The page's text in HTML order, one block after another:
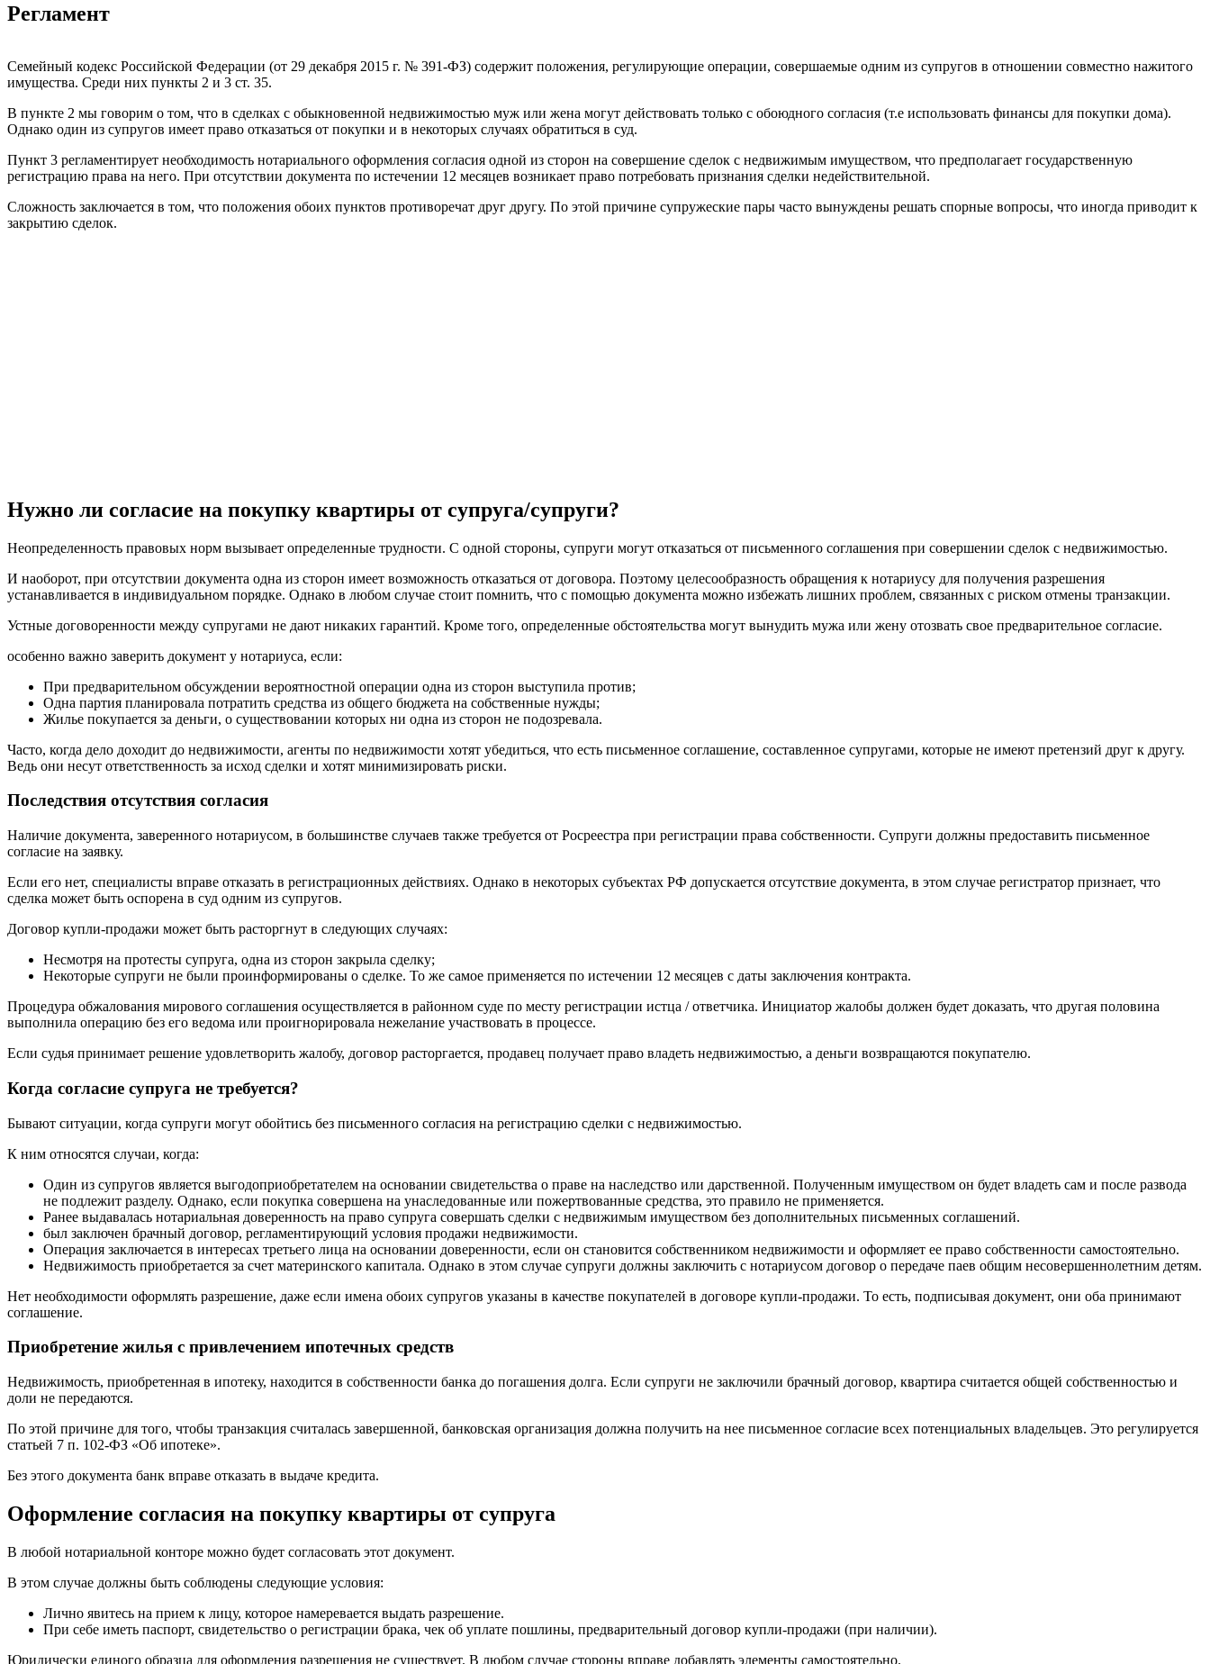
Регламент
Семейный кодекс Российской Федерации (от 29 декабря 2015 г. № 391-ФЗ) содержит положения, регулирующие операции, совершаемые одним из супругов в отношении совместно нажитого
имущества. Среди них пункты 2 и 3 ст. 35.
В пункте 2 мы говорим о том, что в сделках с обыкновенной недвижимостью муж или жена могут действовать только с обоюдного согласия (т.е использовать финансы для покупки дома).
Однако один из супругов имеет право отказаться от покупки и в некоторых случаях обратиться в суд.
Пункт 3 регламентирует необходимость нотариального оформления согласия одной из сторон на совершение сделок с недвижимым имуществом, что предполагает государственную
регистрацию права на него. При отсутствии документа по истечении 12 месяцев возникает право потребовать признания сделки недействительной.
Сложность заключается в том, что положения обоих пунктов противоречат друг другу. По этой причине супружеские пары часто вынуждены решать спорные вопросы, что иногда приводит к
закрытию сделок.
Нужно ли согласие на покупку квартиры от супруга/супруги?
Неопределенность правовых норм вызывает определенные трудности. С одной стороны, супруги могут отказаться от письменного соглашения при совершении сделок с недвижимостью.
И наоборот, при отсутствии документа одна из сторон имеет возможность отказаться от договора. Поэтому целесообразность обращения к нотариусу для получения разрешения
устанавливается в индивидуальном порядке. Однако в любом случае стоит помнить, что с помощью документа можно избежать лишних проблем, связанных с риском отмены транзакции.
Устные договоренности между супругами не дают никаких гарантий. Кроме того, определенные обстоятельства могут вынудить мужа или жену отозвать свое предварительное согласие.
особенно важно заверить документ у нотариуса, если:
При предварительном обсуждении вероятностной операции одна из сторон выступила против;
Одна партия планировала потратить средства из общего бюджета на собственные нужды;
Жилье покупается за деньги, о существовании которых ни одна из сторон не подозревала.
Часто, когда дело доходит до недвижимости, агенты по недвижимости хотят убедиться, что есть письменное соглашение, составленное супругами, которые не имеют претензий друг к другу.
Ведь они несут ответственность за исход сделки и хотят минимизировать риски.
Последствия отсутствия согласия
Наличие документа, заверенного нотариусом, в большинстве случаев также требуется от Росреестра при регистрации права собственности. Супруги должны предоставить письменное
согласие на заявку.
Если его нет, специалисты вправе отказать в регистрационных действиях. Однако в некоторых субъектах РФ допускается отсутствие документа, в этом случае регистратор признает, что
сделка может быть оспорена в суд одним из супругов.
Договор купли-продажи может быть расторгнут в следующих случаях:
Несмотря на протесты супруга, одна из сторон закрыла сделку;
Некоторые супруги не были проинформированы о сделке. То же самое применяется по истечении 12 месяцев с даты заключения контракта.
Процедура обжалования мирового соглашения осуществляется в районном суде по месту регистрации истца / ответчика. Инициатор жалобы должен будет доказать, что другая половина
выполнила операцию без его ведома или проигнорировала нежелание участвовать в процессе.
Если судья принимает решение удовлетворить жалобу, договор расторгается, продавец получает право владеть недвижимостью, а деньги возвращаются покупателю.
Когда согласие супруга не требуется?
Бывают ситуации, когда супруги могут обойтись без письменного согласия на регистрацию сделки с недвижимостью.
К ним относятся случаи, когда:
Один из супругов является выгодоприобретателем на основании свидетельства о праве на наследство или дарственной. Полученным имуществом он будет владеть сам и после развода
не подлежит разделу. Однако, если покупка совершена на унаследованные или пожертвованные средства, это правило не применяется.
Ранее выдавалась нотариальная доверенность на право супруга совершать сделки с недвижимым имуществом без дополнительных письменных соглашений.
был заключен брачный договор, регламентирующий условия продажи недвижимости.
Операция заключается в интересах третьего лица на основании доверенности, если он становится собственником недвижимости и оформляет ее право собственности самостоятельно.
Недвижимость приобретается за счет материнского капитала. Однако в этом случае супруги должны заключить с нотариусом договор о передаче паев общим несовершеннолетним детям.
Нет необходимости оформлять разрешение, даже если имена обоих супругов указаны в качестве покупателей в договоре купли-продажи. То есть, подписывая документ, они оба принимают
соглашение.
Приобретение жилья с привлечением ипотечных средств
Недвижимость, приобретенная в ипотеку, находится в собственности банка до погашения долга. Если супруги не заключили брачный договор, квартира считается общей собственностью и
доли не передаются.
По этой причине для того, чтобы транзакция считалась завершенной, банковская организация должна получить на нее письменное согласие всех потенциальных владельцев. Это регулируется
статьей 7 п. 102-ФЗ «Об ипотеке».
Без этого документа банк вправе отказать в выдаче кредита.
Оформление согласия на покупку квартиры от супруга
В любой нотариальной конторе можно будет согласовать этот документ.
В этом случае должны быть соблюдены следующие условия:
Лично явитесь на прием к лицу, которое намеревается выдать разрешение.
При себе иметь паспорт, свидетельство о регистрации брака, чек об уплате пошлины, предварительный договор купли-продажи (при наличии).
Юридически единого образца для оформления разрешения не существует. В любом случае стороны вправе добавлять элементы самостоятельно.